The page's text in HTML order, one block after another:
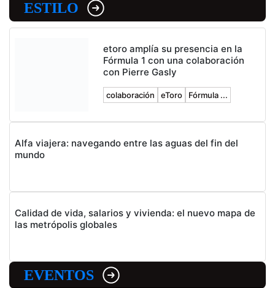
ESTILO
etoro amplía su presencia en la
Fórmula 1 con una colaboración
con Pierre Gasly
colaboración eToro Fórmula ...
Alfa viajera: navegando entre las aguas del fin del
mundo
Calidad de vida, salarios y vivienda: el nuevo mapa de
las metrópolis globales
EVENTOS